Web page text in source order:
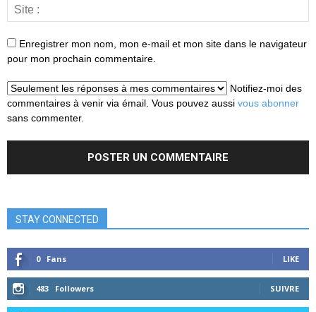
Enregistrer mon nom, mon e-mail et mon site dans le navigateur
pour mon prochain commentaire.
Notifiez-moi des
commentaires à venir via émail. Vous pouvez aussi vous abonner
sans commenter.
STAY CONNECTED
0 Fans LIKE
483 Followers SUIVRE